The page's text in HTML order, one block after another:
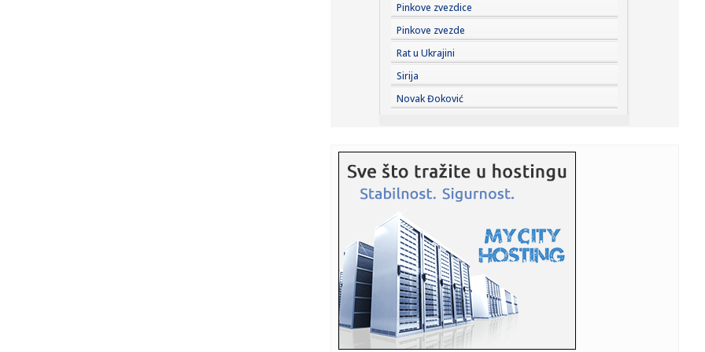
17:40:SIMEONE PRELOMIO OKO ALVAREZA: Pomenuo Grizmana i
poslao poruku k...
17:40:Zagrevanje za Partizan – Hetafe neporažen protiv
Totenhema
17:40:Suosnivač popularne onlajn enciklopedije: CIA je izmenila
Vikipe...
17:38: Britni Spirs slomljena - otkrila šta joj je rekao sin: "Osećam
...
17:36:
17:34:Đokić od heroja do veta za nekoliko meseci; "Studentska
lista" ...
17:34:Šta je kome donela poseta Zelenskog Srbiji: BBC analiza
17:33:Radojević ušao u "klub 100": Navijač Zvezde nagrađen za
Pinkove zvezdice
Pinkove zvezde
Rat u Ukrajini
Sirija
Novak Đoković